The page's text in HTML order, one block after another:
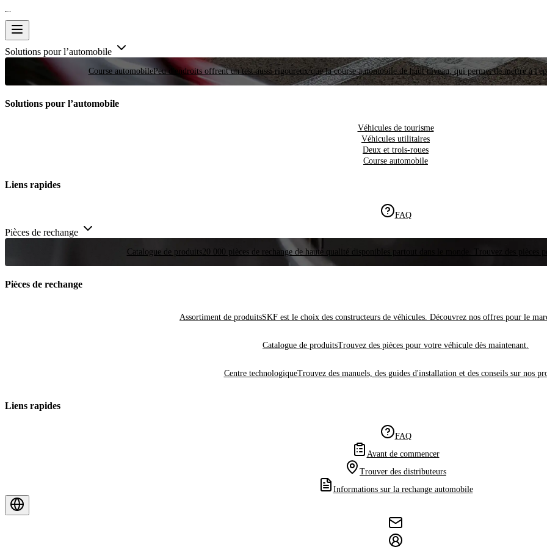
Solutions pour l’automobile
Course automobilePeu d'endroits offrent un test aussi rigoureux que la course automobile de haut niveau, qui permet de mettre à
Solutions pour l’automobile
Véhicules de tourisme
Véhicules utilitaires
Deux et trois-roues
Course automobile
Liens rapides
FAQ
Pièces de rechange
Catalogue de produits20 000 pièces de rechange de haute qualité disponibles partout dans le monde. Trouvez des pièces
Pièces de rechange
Assortiment de produitsSKF est le choix des constructeurs de véhicules. Découvrez nos offres pour le
Catalogue de produitsTrouvez des pièces pour votre véhicule dès maintenant.
Centre technologiqueTrouvez des manuels, des guides d'installation et des conseils sur nos
Liens rapides
FAQ
Avant de commencer
Trouver des distributeurs
Informations sur la rechange automobile